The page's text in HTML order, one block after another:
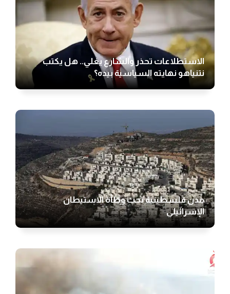
الاستطلاعات تحذر والشارع يغلي.. هل يكتب
نتنياهو نهايته السياسية بيده؟
مدن فلسطينية تحت وطأة الاستيطان
الإسرائيلي